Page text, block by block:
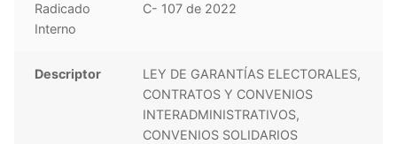
Radicado
Interno
C- 107 de 2022
Descriptor
LEY DE GARANTÍAS ELECTORALES,
CONTRATOS Y CONVENIOS
INTERADMINISTRATIVOS,
CONVENIOS SOLIDARIOS